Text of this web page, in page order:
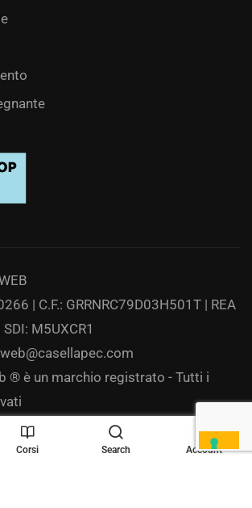
| C.F.: GRRNRC79D03H501T | REA
M5UXCR1
® è un marchio registrato - Tutti i
Corsi Search Account